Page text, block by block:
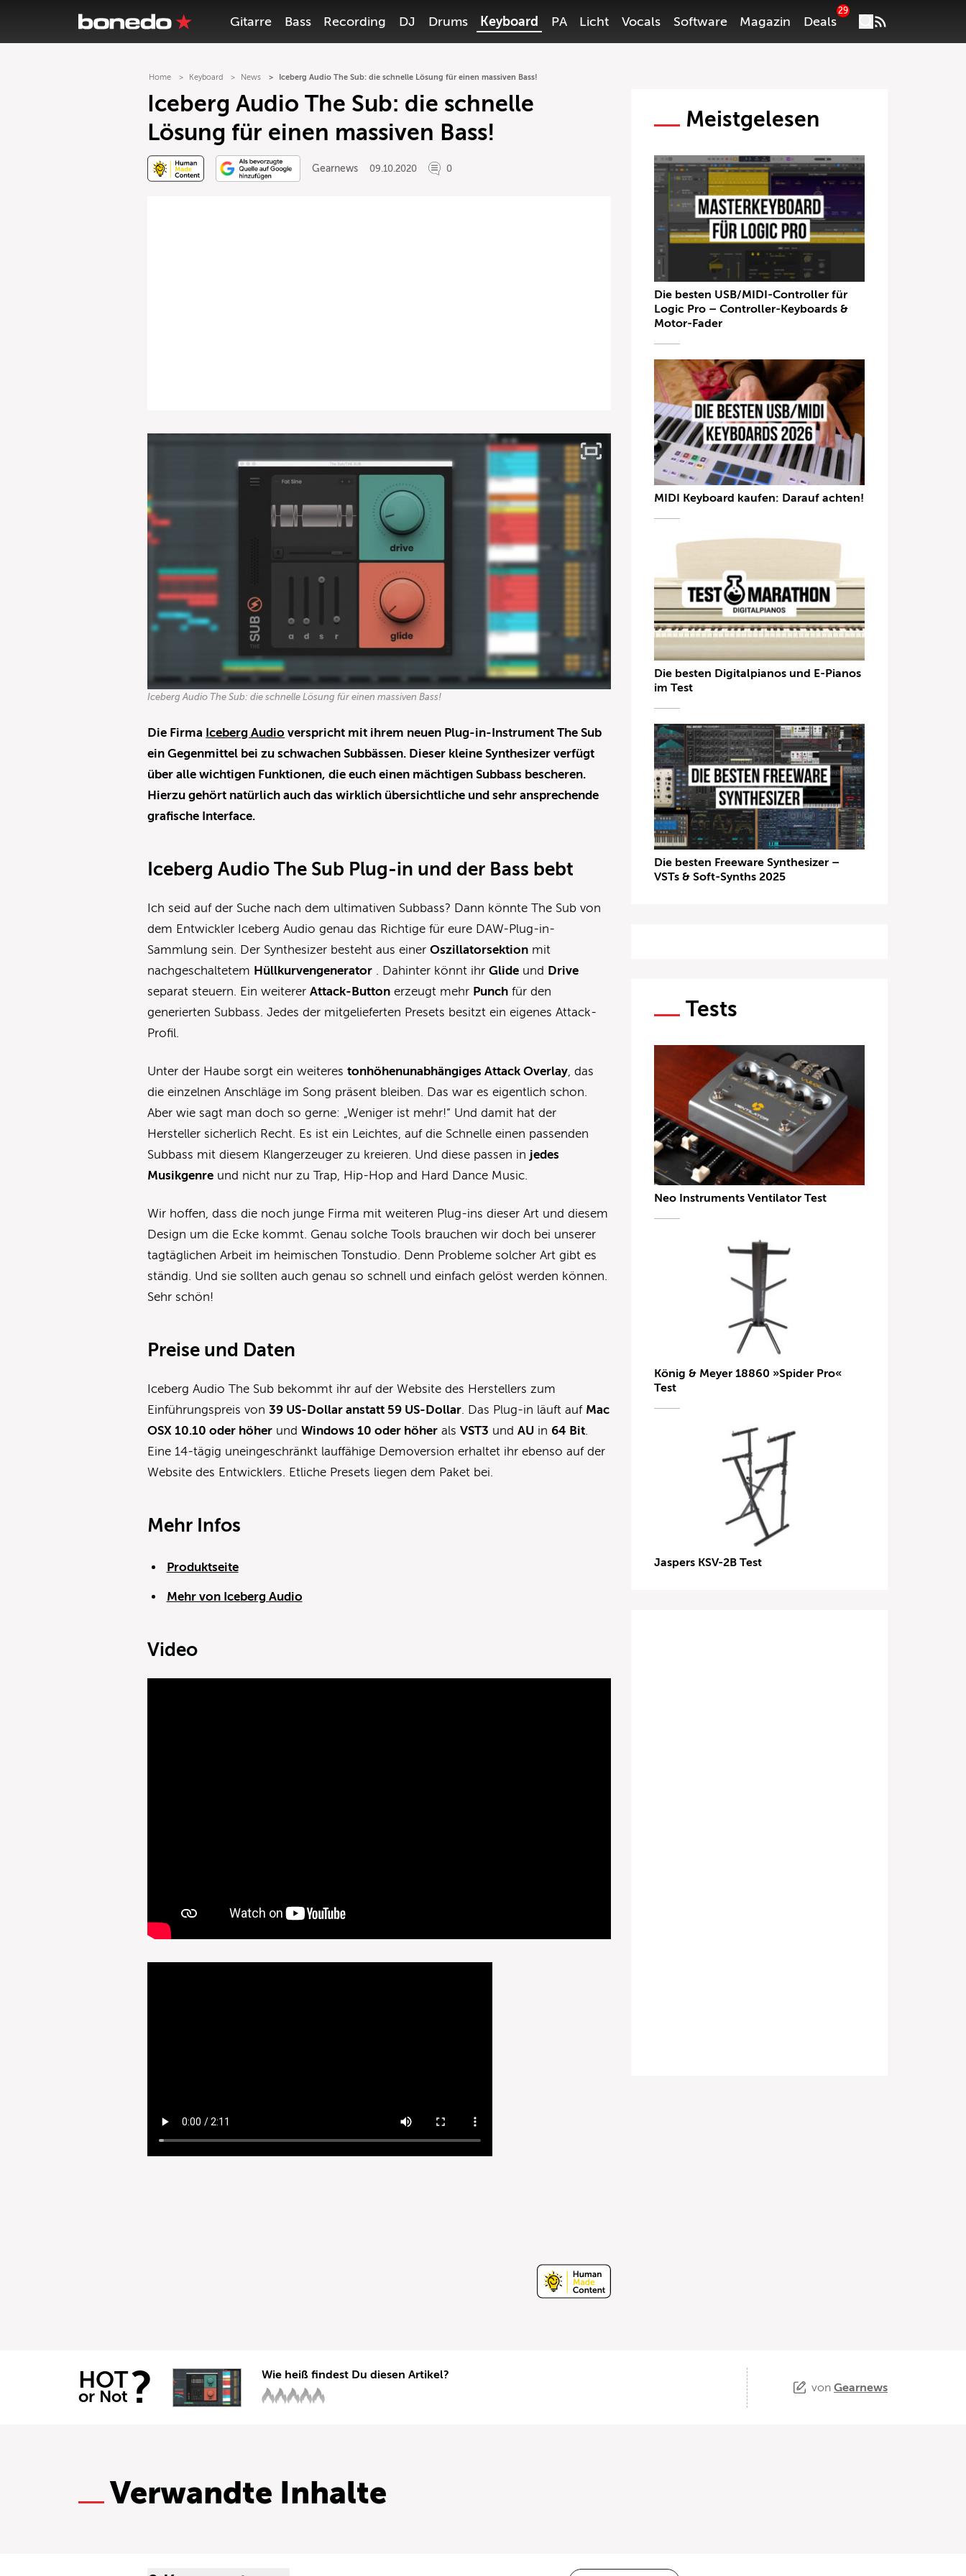
Gitarre Bass Recording DJ Drums Keyboard PA Licht Vocals Software Magazin Deals
29
Home Keyboard News Iceberg Audio The Sub: die schnelle Lösung für einen massiven Bass!
Iceberg Audio The Sub: die schnelle
Lösung für einen massiven Bass!
Gearnews 09.10.2020 0
Iceberg Audio The Sub: die schnelle Lösung für einen massiven Bass!
Die Firma Iceberg Audio verspricht mit ihrem neuen Plug-in-Instrument The Sub
ein Gegenmittel bei zu schwachen Subbässen. Dieser kleine Synthesizer verfügt
über alle wichtigen Funktionen, die euch einen mächtigen Subbass bescheren.
Hierzu gehört natürlich auch das wirklich übersichtliche und sehr ansprechende
grafische Interface.
Iceberg Audio The Sub Plug-in und der Bass bebt
Ich seid auf der Suche nach dem ultimativen Subbass? Dann könnte The Sub von
dem Entwickler Iceberg Audio genau das Richtige für eure DAW-Plug-in-
Sammlung sein. Der Synthesizer besteht aus einerOszillatorsektion mit
nachgeschaltetem Hüllkurvengenerator . Dahinter könnt ihrGlide und Drive
separat steuern. Ein weitererAttack-Button erzeugt mehr Punch für den
generierten Subbass. Jedes der mitgelieferten Presets besitzt ein eigenes Attack-
Profil.
Unter der Haube sorgt ein weiterestonhöhenunabhängiges Attack Overlay, das
die einzelnen Anschläge im Song präsent bleiben. Das war es eigentlich schon.
Aber wie sagt man doch so gerne: „Weniger ist mehr!“ Und damit hat der
Hersteller sicherlich Recht. Es ist ein Leichtes, auf die Schnelle einen passenden
Subbass mit diesem Klangerzeuger zu kreieren. Und diese passen in jedes
Musikgenre und nicht nur zu Trap, Hip-Hop and Hard Dance Music.
Wir hoffen, dass die noch junge Firma mit weiteren Plug-ins dieser Art und diesem
Design um die Ecke kommt. Genau solche Tools brauchen wir doch bei unserer
tagtäglichen Arbeit im heimischen Tonstudio. Denn Probleme solcher Art gibt es
ständig. Und sie sollten auch genau so schnell und einfach gelöst werden können.
Sehr schön!
Preise und Daten
Iceberg Audio The Sub bekommt ihr auf der Website des Herstellers zum
Einführungspreis von39 US-Dollar anstatt 59 US-Dollar. Das Plug-in läuft auf Mac
OSX 10.10 oder höher‌ undWindows 10 oder höher alsVST3 undAU in 64 Bit.
Eine 14-tägig uneingeschränkt lauffähige Demoversion erhaltet ihr ebenso auf der
Website des Entwicklers. Etliche Presets liegen dem Paket bei.
Mehr Infos
Produktseite
Mehr von Iceberg Audio
Video
Meistgelesen
Die besten USB/MIDI-Controller für
Logic Pro – Controller-Keyboards &
Motor-Fader
MIDI Keyboard kaufen: Darauf achten!
Die besten Digitalpianos und E-Pianos
im Test
Die besten Freeware Synthesizer –
VSTs & Soft-Synths 2025
Tests
Neo Instruments Ventilator Test
König & Meyer 18860 »Spider Pro«
Test
Jaspers KSV-2B Test
HOT
or Not ?
Wie heiß findest Du diesen Artikel?
von Gearnews
Verwandte Inhalte